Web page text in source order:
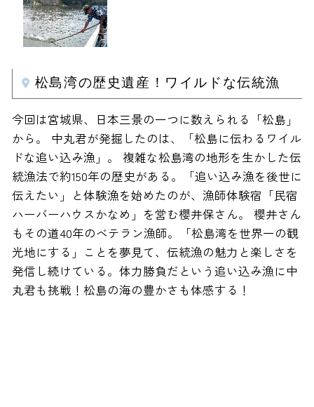
松島湾の歴史遺産！ワイルドな伝統漁
今回は宮城県、日本三景の一つに数えられる「松島」
から。 中丸君が発掘したのは、「松島に伝わるワイル
ドな追い込み漁」。 複雑な松島湾の地形を生かした伝
統漁法で約150年の歴史がある。「追い込み漁を後世に
伝えたい」と体験漁を始めたのが、漁師体験宿「民宿
ハーバーハウスかなめ」を営む櫻井保さん。 櫻井さん
もその道40年のベテラン漁師。「松島湾を世界一の観
光地にする」ことを夢見て、伝統漁の魅力と楽しさを
発信し続けている。体力勝負だという追い込み漁に中
丸君も挑戦！松島の海の豊かさも体感する！